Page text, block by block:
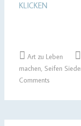
KLICKEN
Art zu Leben
machen, Seifen
Comments